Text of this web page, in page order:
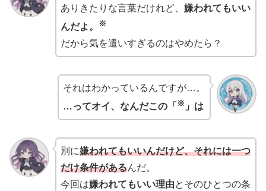
ありきたりな言葉だけれど、 嫌われてもいい
んだよ。
※
だから気を遣いすぎるのはやめたら？
それはわかっているんですが…。
…ってオイ、なんだこの「 ※ 」は
別に嫌われてもいいんだけど、それには一つ
だけ条件があるんだ。
今回は嫌われてもいい理由とそのひとつの条